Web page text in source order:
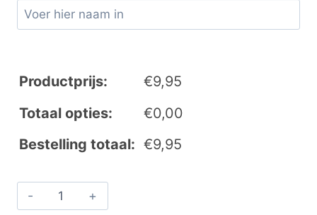
Productprijs: €9,95
Totaal opties:
€0,00
Bestelling totaal: €9,95